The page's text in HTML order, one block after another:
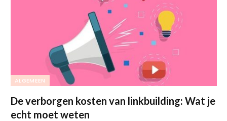
ALGEMEEN
De verborgen kosten van linkbuilding: Wat je
echt moet weten